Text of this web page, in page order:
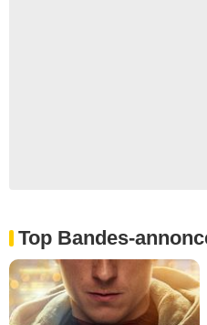
Top Bandes-